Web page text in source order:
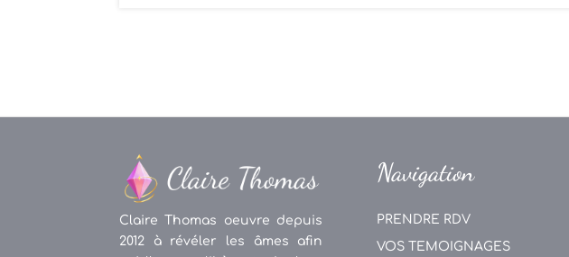
Claire Thomas oeuvre depuis
2012 à révéler les âmes afin
Navigation
PRENDRE RDV
VOS TEMOIGNAGES